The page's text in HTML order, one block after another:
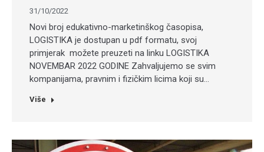
31/10/2022
Novi broj edukativno-marketinškog časopisa,
LOGISTIKA je dostupan u pdf formatu, svoj
primjerak možete preuzeti na linku LOGISTIKA
NOVEMBAR 2022 GODINE Zahvaljujemo se svim
kompanijama, pravnim i fizičkim licima koji su…
Više